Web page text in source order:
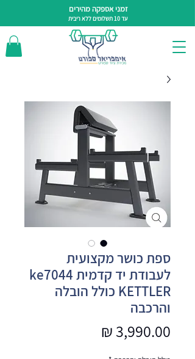
זמני אספקה מהירים
עד 10 תשלומים ללא ריבית
ספת כושר מקצועית
לעבודת יד קדמית ke7044
KETTLER כולל הובלה
והרכבה